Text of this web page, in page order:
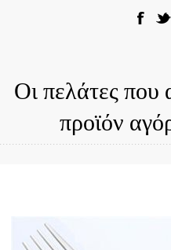
Οι πελάτες που
προϊόν